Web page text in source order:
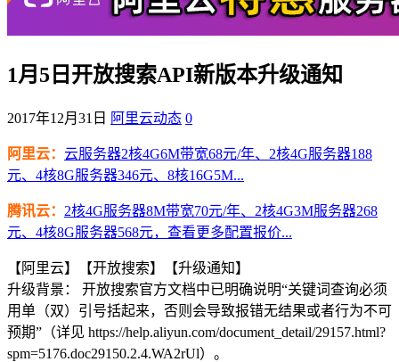
1月5日开放搜索API新版本升级通知
2017年12月31日 阿里云动态 0
阿里云： 云服务器2核4G6M带宽68元/年、2核4G服务器188
元、4核8G服务器346元、8核16G5M...
腾讯云： 2核4G服务器8M带宽70元/年、2核4G3M服务器268
元、4核8G服务器568元，查看更多配置报价...
【阿里云】【开放搜索】【升级通知】
升级背景： 开放搜索官方文档中已明确说明“关键词查询必须
用单（双）引号括起来，否则会导致报错无结果或者行为不可
预期”（详见 https://help.aliyun.com/document_detail/29157.html?
spm=5176.doc29150.2.4.WA2rUl）。